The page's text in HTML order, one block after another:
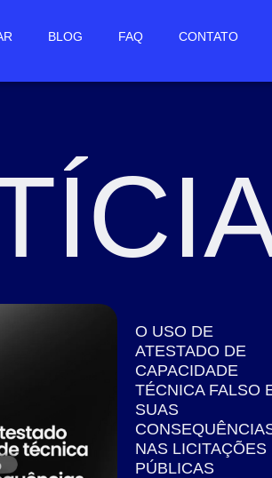
BLOG FAQ CONTATO
O USO DE
ATESTADO DE
CAPACIDADE
TÉCNICA FALSO
SUAS
NAS LICITAÇÕES
PÚBLICAS